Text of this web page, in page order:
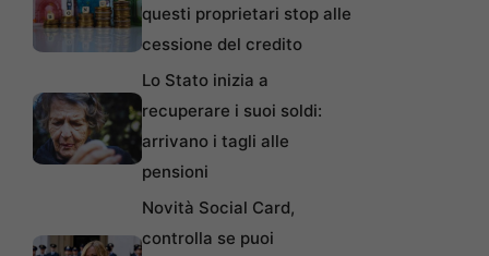
questi proprietari stop alle
cessione del credito
Lo Stato inizia a
recuperare i suoi soldi:
arrivano i tagli alle
pensioni
Novità Social Card,
controlla se puoi